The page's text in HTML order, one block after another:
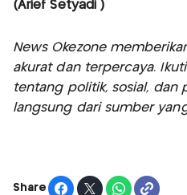
(Arief Setyadi )
News Okezone
akurat dan terpercaya.
tentang politik, sosial, dan
langsung dari sumber
Share